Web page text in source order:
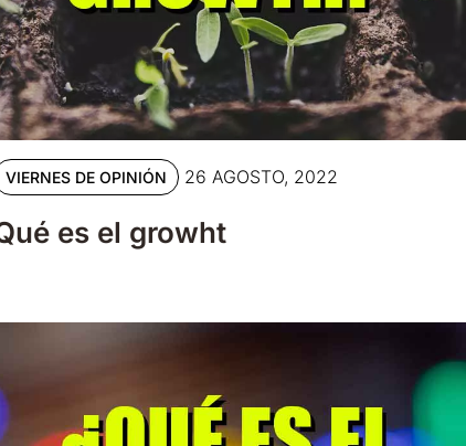
VIERNES DE OPINIÓN 26 AGOSTO, 2022
es el growht